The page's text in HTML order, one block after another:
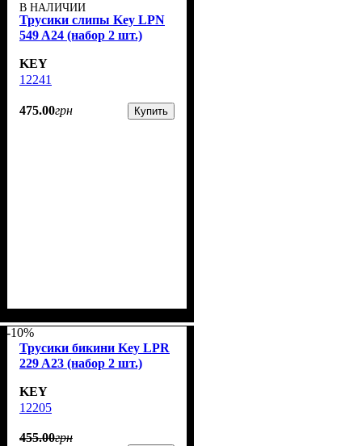
В НАЛИЧИИ
Трусики слипы Key LPN
549 A24 (набор 2 шт.)
KEY
12241
475.00грн Купить
-10%
Трусики бикини Key LPR
229 A23 (набор 2 шт.)
KEY
12205
455.00грн